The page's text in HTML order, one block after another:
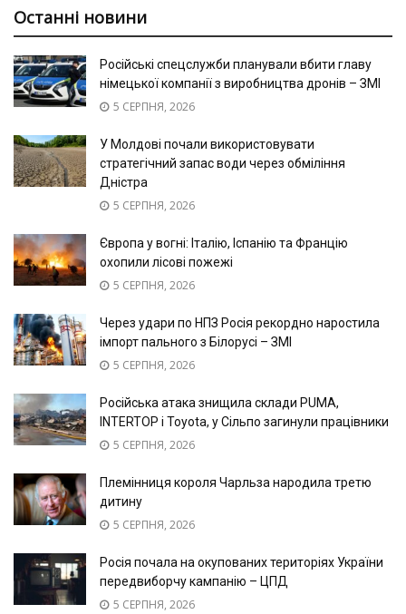
Останні новини
Російські спецслужби планували вбити главу
німецької компанії з виробництва дронів – ЗМІ
5 СЕРПНЯ, 2026
У Молдові почали використовувати
стратегічний запас води через обміління
Дністра
5 СЕРПНЯ, 2026
Європа у вогні: Італію, Іспанію та Францію
охопили лісові пожежі
5 СЕРПНЯ, 2026
Через удари по НПЗ Росія рекордно наростила
імпорт пального з Білорусі – ЗМІ
5 СЕРПНЯ, 2026
Російська атака знищила склади PUMA,
INTERTOP і Toyota, у Сільпо загинули працівники
5 СЕРПНЯ, 2026
Племінниця короля Чарльза народила третю
дитину
5 СЕРПНЯ, 2026
Росія почала на окупованих територіях України
передвиборчу кампанію – ЦПД
5 СЕРПНЯ, 2026